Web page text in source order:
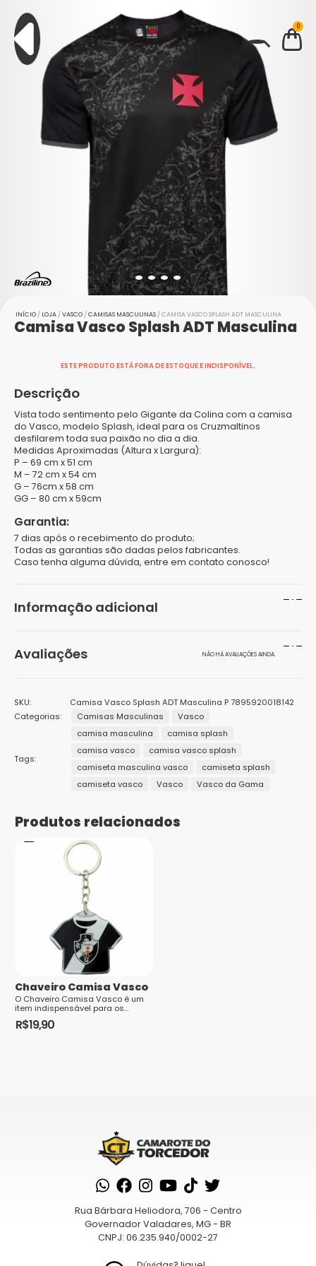
0
BUSCAR
INÍCIO / LOJA /VASCO /CAMISAS MASCULINAS / CAMISA VASCO SPLASH ADT MASCULINA
Camisa Vasco Splash ADT Masculina
ESTE PRODUTO ESTÁ FORA DE ESTOQUE E INDISPONÍVEL.
Descrição
Vista todo sentimento pelo Gigante da Colina com a camisa
do Vasco, modelo Splash, ideal para os Cruzmaltinos
desfilarem toda sua paixão no dia a dia.
Medidas Aproximadas (Altura x Largura):
P – 69 cm x 51 cm
M – 72 cm x 54 cm
G – 76cm x 58 cm
GG – 80 cm x 59cm
Garantia:
7 dias após o recebimento do produto;
Todas as garantias são dadas pelos fabricantes.
Caso tenha alguma dúvida, entre em contato conosco!
Informação adicional
Cor Preto
Marcas
Adulto
Tamanhos
Avaliações NÃO HÁ AVALIAÇÕES AINDA.
Masculina”
O seu endereço de e-mail não será publicado.
obrigatórios são marcados com*
Sua avaliação*
estrelas
2 de
3 de 5
4 de 5
5 de 5
Sua avaliação sobre o produto*
E-mail
como seus dados em comentários são
SKU:
Camisa Vasco Splash ADT Masculina P 7895920018142
Categorias:
Camisas Masculinas Vasco
Tags:
camisa masculina
camisa splash
camisa vasco
camisa vasco splash
camiseta masculina vasco
camiseta splash
camiseta vasco
Vasco Vasco da Gama
Produtos relacionados
Chaveiro Camisa Vasco
O Chaveiro Camisa Vasco é um
item indispensável para os
torcedores apaixonados pelo
clube. Feito...
R$19,90
Rua Bárbara Heliodora, 706 - Centro
Governador Valadares, MG - BR
CNPJ: 06.235.940/0002-27